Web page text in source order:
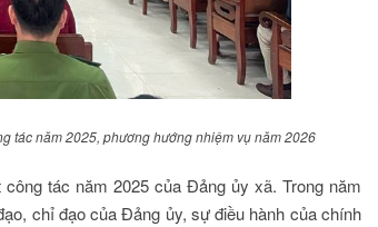
tác năm 2025, phương hướng nhiệm vụ năm 2026
tác năm 2025 của Đảng ủy xã. Trong năm
chỉ đạo của Đảng ủy, sự điều hành của chính